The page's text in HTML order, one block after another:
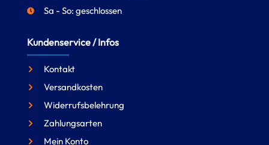
Sa - So: geschlossen
Kundenservice / Infos
Kontakt
Versandkosten
Widerrufsbelehrung
Zahlungsarten
Mein Konto